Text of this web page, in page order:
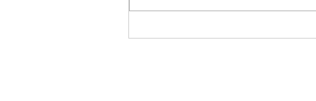
冬の農作業体験プログラム＠